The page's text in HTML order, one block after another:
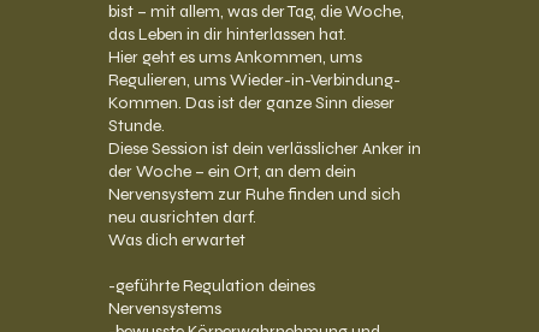
bist – mit allem, was der Tag, die Woche,
das Leben in dir hinterlassen hat.
Hier geht es ums Ankommen, ums
Regulieren, ums Wieder-in-Verbindung-
Kommen. Das ist der ganze Sinn dieser
Stunde.
Diese Session ist dein verlässlicher Anker in
der Woche – ein Ort, an dem dein
Nervensystem zur Ruhe finden und sich
neu ausrichten darf.
Was dich erwartet
-geführte Regulation deines
Nervensystems